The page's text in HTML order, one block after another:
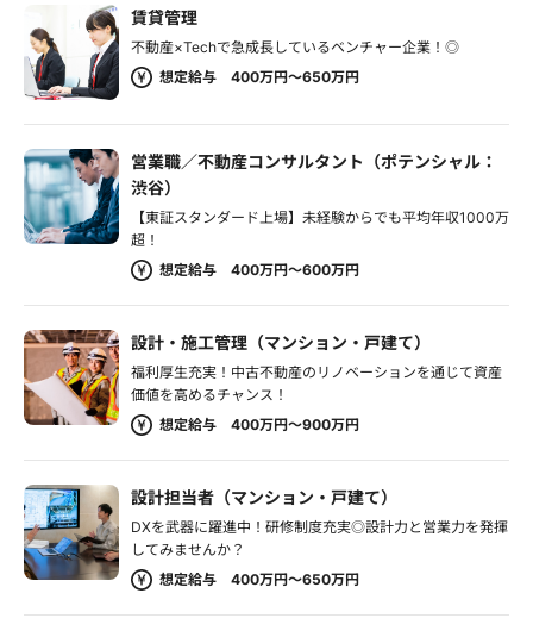
賃貸管理
不動産×Techで急成長しているベンチャー企業！◎
想定給与 400万円～650万円
営業職／不動産コンサルタント（ポテンシャル：
渋谷）
【東証スタンダード上場】未経験からでも平均年収1000万
超！
想定給与 400万円～600万円
設計・施工管理（マンション・戸建て）
福利厚生充実！中古不動産のリノベーションを通じて資産
価値を高めるチャンス！
想定給与 400万円～900万円
設計担当者（マンション・戸建て）
DXを武器に躍進中！研修制度充実◎設計力と営業力を発揮
してみませんか？
想定給与 400万円～650万円